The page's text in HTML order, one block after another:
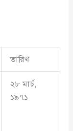
তারিখ
২৮ মার্চ,
১৯৭১